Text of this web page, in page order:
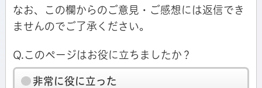
なお、この欄からのご意見・ご感想には返信でき
ませんのでご了承ください。
Q.このページはお役に立ちましたか？
非常に役に立った